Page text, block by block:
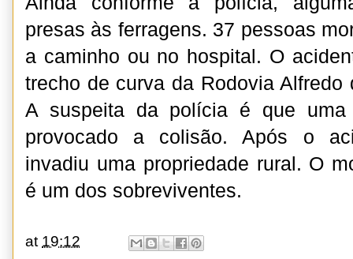
presas às ferragens. 37 pessoas
a caminho ou no hospital. O
trecho de curva da Rodovia Alfredo
A suspeita da polícia é que uma
provocado a colisão. Após o
invadiu uma propriedade rural. O
é um dos sobreviventes.
at 19:12